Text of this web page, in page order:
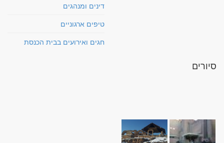
דינים ומנהגים
טיפים ארגוניים
חגים ואירועים בבית הכנסת
סיורים